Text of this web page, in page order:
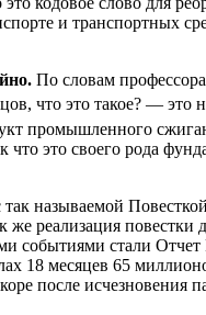
и транспортных
По словам
что это такое? — это
промышленного
это своего рода
называемой
реализация повестки
событиями стали Отчет
18 месяцев 65
после